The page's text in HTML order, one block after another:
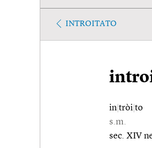
INTROITATO
in tròi to
s.m.
sec. XIV